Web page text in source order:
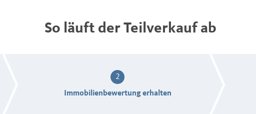
So läuft der Teilverkauf ab
Immobilienbewertung erhalten